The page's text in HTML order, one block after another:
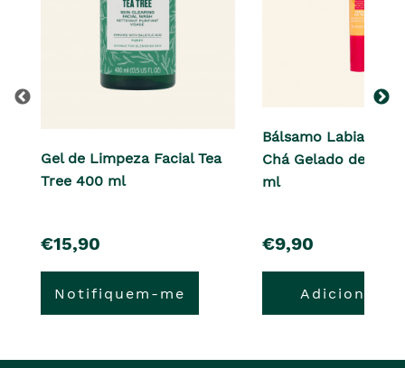
Gel de Limpeza Facial Tea
Tree 400 ml
pre�o
€15,90
Notifiquem-me
Bálsamo Labial
Chá Gelado de
ml
pre�o
€9,90
Adicionar